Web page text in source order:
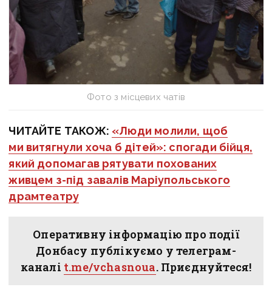
Фото з місцевих чатів
ЧИТАЙТЕ ТАКОЖ: «Люди молили, щоб
ми витягнули хоча б дітей»: спогади бійця,
який допомагав рятувати похованих
живцем з-під завалів Маріупольського
драмтеатру
Оперативну інформацію про події
Донбасу публікуємо у телеграм-
каналі t.me/vchasnoua. Приєднуйтеся!